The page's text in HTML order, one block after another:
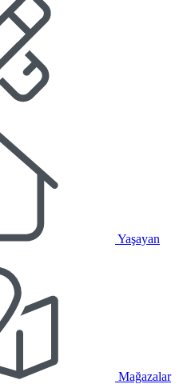
Yaşayan
Mağazalar